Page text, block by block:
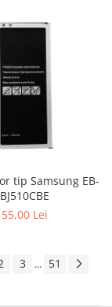
tip Samsung EB-
BJ510CBE
55,00 Lei
3 ... 51